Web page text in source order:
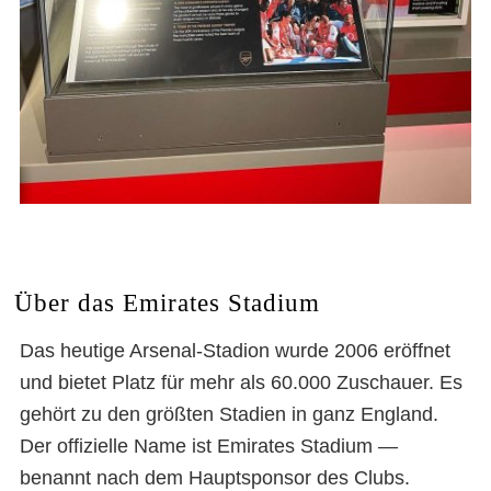
Über das Emirates Stadium
Das heutige Arsenal-Stadion wurde 2006 eröffnet
und bietet Platz für mehr als 60.000 Zuschauer. Es
gehört zu den größten Stadien in ganz England.
Der offizielle Name ist Emirates Stadium —
benannt nach dem Hauptsponsor des Clubs.